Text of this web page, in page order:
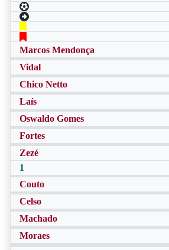
Marcos Mendonça
Vidal
Chico Netto
Laís
Oswaldo Gomes
Fortes
Zezé
1
Couto
Celso
Machado
Moraes